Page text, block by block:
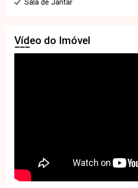
Sala de Jantar
Vídeo do Imóvel